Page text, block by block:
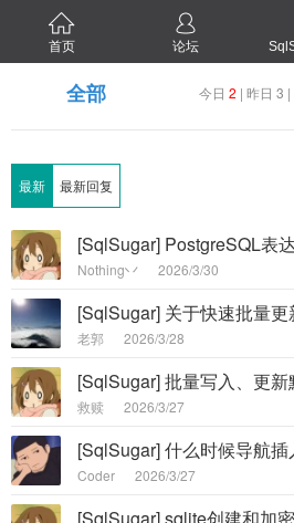
首页 论坛
全部 今日 2 | 昨日 3
最新 最新回复
Nothing丷 2026/3/30
老郭 2026/3/28
[SqlSugar] 批量写入、更
救赎 2026/3/27
Coder 2026/3/27